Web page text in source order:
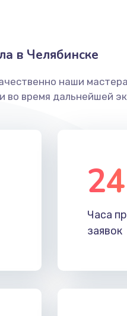
в Челябинске
наши
во время дальнейшей
24
Часа
заявок